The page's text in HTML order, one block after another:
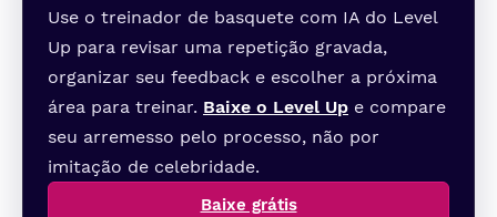
Use o treinador de basquete com IA do Level
Up para revisar uma repetição gravada,
organizar seu feedback e escolher a próxima
área para treinar. Baixe o Level Up e compare
seu arremesso pelo processo, não por
imitação de celebridade.
Baixe grátis